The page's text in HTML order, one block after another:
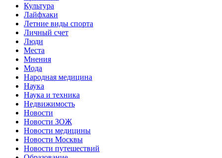
Культура
Лайфхаки
Летние виды спорта
Личный счет
Люди
Места
Мнения
Мода
Народная медицина
Наука
Наука и техника
Недвижимость
Новости
Новости ЗОЖ
Новости медицины
Новости Москвы
Новости путешествий